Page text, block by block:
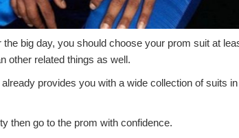
the big day, you should choose your prom suit at
other related things as well.
already provides you with a wide collection of suits in
then go to the prom with confidence.